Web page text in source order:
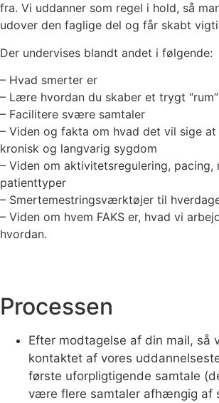
fra. Vi uddanner som regel i hold, så
udover den faglige del og får skabt
Der undervises blandt andet i følgende:
– Hvad smerter er
– Lære hvordan du skaber et trygt
– Facilitere svære samtaler
– Viden og fakta om hvad det vil sige at
kronisk og langvarig sygdom
– Viden om aktivitetsregulering, pacing,
patienttyper
– Smertemestringsværktøjer til
– Viden om hvem FAKS er, hvad vi
hvordan.
Processen
Efter modtagelse af din mail, så
kontaktet af vores
første uforpligtigende samtale
være flere samtaler afhængig af